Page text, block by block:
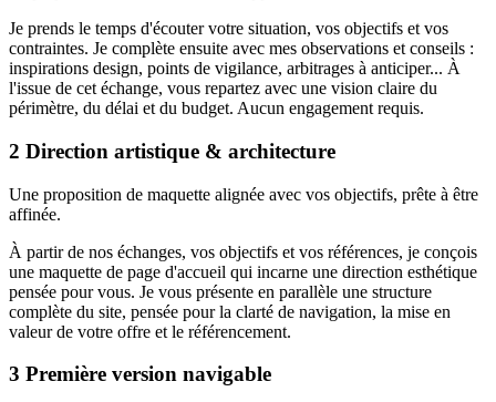
Je prends le temps d'écouter votre situation, vos objectifs et vos
contraintes. Je complète ensuite avec mes observations et conseils :
inspirations design, points de vigilance, arbitrages à anticiper... À
l'issue de cet échange, vous repartez avec une vision claire du
périmètre, du délai et du budget. Aucun engagement requis.
2 Direction artistique & architecture
Une proposition de maquette alignée avec vos objectifs, prête à être
affinée.
À partir de nos échanges, vos objectifs et vos références, je conçois
une maquette de page d'accueil qui incarne une direction esthétique
pensée pour vous. Je vous présente en parallèle une structure
complète du site, pensée pour la clarté de navigation, la mise en
valeur de votre offre et le référencement.
3 Première version navigable